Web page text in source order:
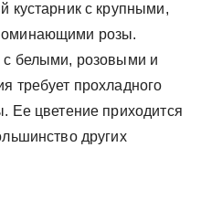
кустарник с крупными,
розы.
с белыми, розовыми и
требует прохладного
Ее цветение приходится
других